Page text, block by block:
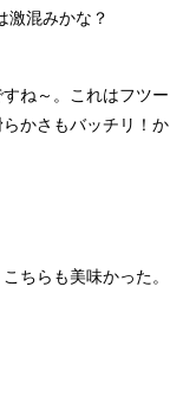
激混みかな？
ね～。これはフツー
かさもバッチリ！か
ちらも美味かった。